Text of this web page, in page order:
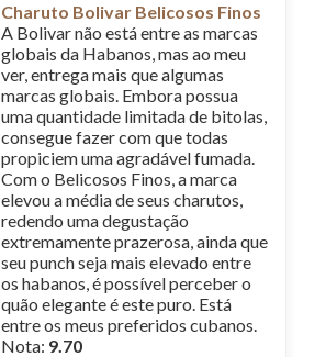
Charuto Bolivar Belicosos Finos
A Bolivar não está entre as marcas
globais da Habanos, mas ao meu
ver, entrega mais que algumas
marcas globais. Embora possua
uma quantidade limitada de bitolas,
consegue fazer com que todas
propiciem uma agradável fumada.
Com o Belicosos Finos, a marca
elevou a média de seus charutos,
redendo uma degustação
extremamente prazerosa, ainda que
seu punch seja mais elevado entre
os habanos, é possível perceber o
quão elegante é este puro. Está
entre os meus preferidos cubanos.
Nota: 9.70